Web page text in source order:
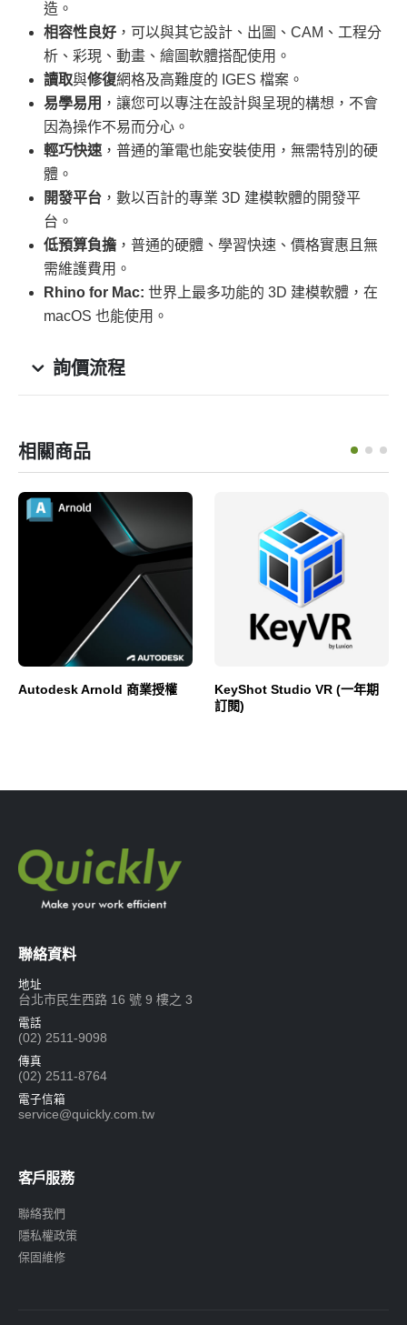
造。
相容性良好 ，可以與其它設計、出圖、CAM、工程分
析、彩現、動畫、繪圖軟體搭配使用。
讀取與修復網格及高難度的 IGES 檔案。
易學易用 ，讓您可以專注在設計與呈現的構想，不會
因為操作不易而分心。
輕巧快速 ，普通的筆電也能安裝使用，無需特別的硬
體。
開發平台 ，數以百計的專業 3D 建模軟體的開發平
台。
低預算負擔 ，普通的硬體、學習快速、價格實惠且無
需維護費用。
Rhino for Mac: 世界上最多功能的 3D 建模軟體，在
macOS 也能使用。
詢價流程
相關商品
Autodesk Arnold 商業授權
KeyShot Studio VR (一年期
訂閱)
聯絡資料
地址
台北市民生西路 16 號 9 樓之 3
電話
(02) 2511-9098
傳真
(02) 2511-8764
電子信箱
service@quickly.com.tw
客戶服務
聯絡我們
隱私權政策
保固維修